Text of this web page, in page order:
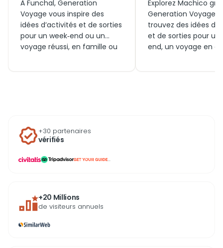
À Funchal, Generation
Voyage vous inspire des
idées d’activités et de sorties
pour un week‑end ou un
voyage réussi, en famille ou
Explorez Machico
Generation Voyage
trouvez des idées
et de sorties pour un
end, un voyage en
+30 partenaires
vérifiés
...
+20 Millions
de visiteurs annuels